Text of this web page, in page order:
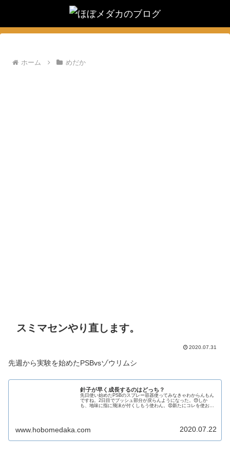
ホーム めだか
スミマセンやり直します。
2020.07.31
先週から実験を始めたPSBvsゾウリムシ
針子が早く成長するのはどっち？
先日使い始めたPSBのスプレー容器使ってみなきゃわからんもん
ですね。2日目でプッシュ部分が戻らんようになった。😓しか
も、地味に指に飛沫が付くしもう使わん。😡新たにコレを使お
www.hobomedaka.com 2020.07.22